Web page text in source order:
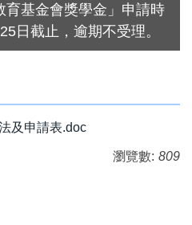
育基金會獎學金」申請時
日截止，逾期不受理。
及申請表.doc
瀏覽數: 809